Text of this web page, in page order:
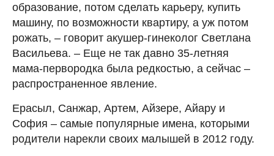
образование, потом сделать карьеру, купить
машину, по возможности квартиру, а уж потом
рожать, – говорит акушер-гинеколог Светлана
Васильева. – Еще не так давно 35-летняя
мама-первородка была редкостью, а сейчас –
распространенное явление.
Ерасыл, Санжар, Артем, Айзере, Айару и
София – самые популярные имена, которыми
родители нарекли своих малышей в 2012 году.